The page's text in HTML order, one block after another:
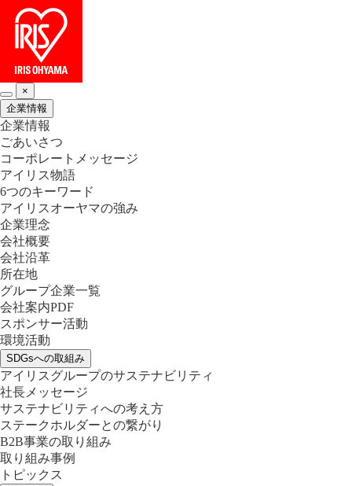
×
企業情報
企業情報
ごあいさつ
コーポレートメッセージ
アイリス物語
6つのキーワード
アイリスオーヤマの強み
企業理念
会社概要
会社沿革
所在地
グループ企業一覧
会社案内PDF
スポンサー活動
環境活動
SDGsへの取組み
アイリスグループのサステナビリティ
社長メッセージ
サステナビリティへの考え方
ステークホルダーとの繋がり
B2B事業の取り組み
取り組み事例
トピックス